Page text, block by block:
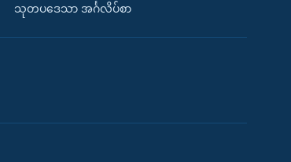
သုတပဒေသာ အင်္ဂလိပ်စာ